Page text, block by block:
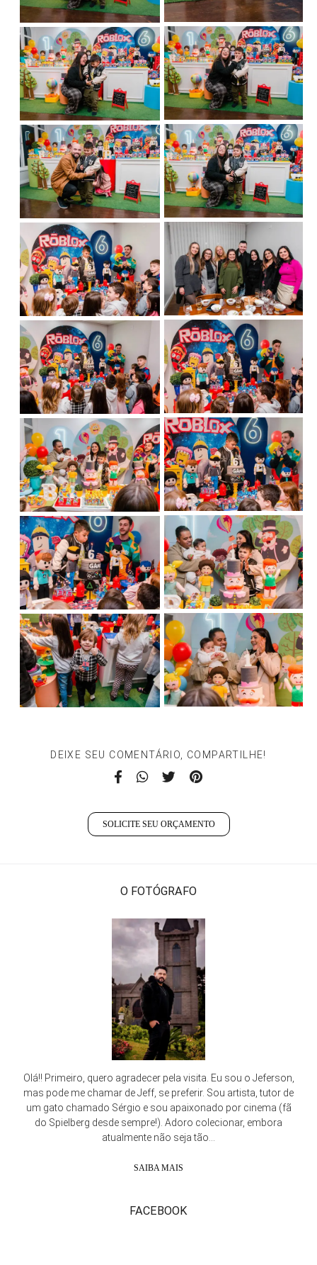
DEIXE SEU COMENTÁRIO, COMPARTILHE!
SOLICITE SEU ORÇAMENTO
O FOTÓGRAFO
Olá!! Primeiro, quero agradecer pela visita. Eu sou o Jeferson,
mas pode me chamar de Jeff, se preferir. Sou artista, tutor de
um gato chamado Sérgio e sou apaixonado por cinema (fã
do Spielberg desde sempre!). Adoro colecionar, embora
atualmente não seja tão...
SAIBA MAIS
FACEBOOK